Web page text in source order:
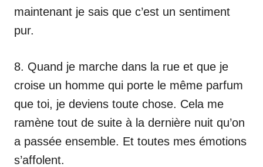
maintenant je sais que c’est un sentiment
pur.
8. Quand je marche dans la rue et que je
croise un homme qui porte le même parfum
que toi, je deviens toute chose. Cela me
ramène tout de suite à la dernière nuit qu’on
a passée ensemble. Et toutes mes émotions
s’affolent.